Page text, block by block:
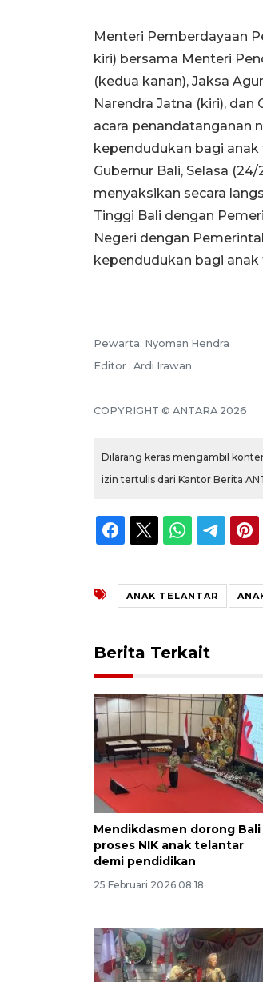
Menteri Pemberdayaan
kiri) bersama Menteri
(kedua kanan), Jaksa
Narendra Jatna (kiri),
acara penandatanganan
kependudukan bagi anak
Gubernur Bali, Selasa
menyaksikan secara
Tinggi Bali dengan
Negeri dengan
kependudukan bagi anak
Pewarta: Nyoman Hendra
Editor : Ardi Irawan
COPYRIGHT © ANTARA 2026
Dilarang keras mengambil
izin tertulis dari Kantor Berita
ANAK TELANTAR
Berita Terkait
Mendikdasmen dorong Bali
proses NIK anak telantar
demi pendidikan
25 Februari 2026 08:18